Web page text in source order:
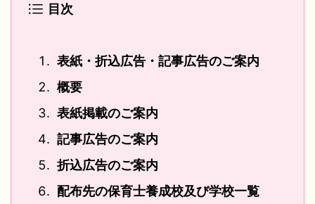
目次
表紙・折込広告・記事広告のご案内
概要
表紙掲載のご案内
記事広告のご案内
折込広告のご案内
配布先の保育士養成校及び学校一覧